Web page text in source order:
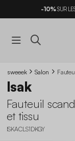
-10%SUR
sweeek Salon
Isak
Fauteuil
et tissu
ISKACLS1DKGY